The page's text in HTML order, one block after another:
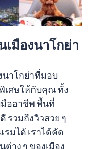
มืองนาโกย่า
นาโกย่าที่มอบ
ศษให้กับคุณ ทั้ง
มืออาชีพ พื้นที่
รวมถึงวิวสวย ๆ
มได้ เราได้คัด
าง ๆ ของเมือง